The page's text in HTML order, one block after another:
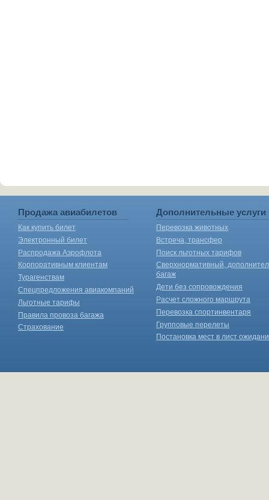
Продажа авиабилетов
Как купить билет
Электронный билет
Распродажа Аэрофлота
Корпоративным клиентам
Турагенствам
Спецпредложения авиакомпаний
Льготные тарифы
Правила провоза багажа
Страхование
Дополнительные услуги
Перевозка животных
Встреча, трансфер
Поиск льготных тарифов
Сверхнормативный,
багаж
Дети без сопровождения
Расчет сложного маршрута
Перевозка спортинвентаря
Групповые перелеты
Постановка мест в лист